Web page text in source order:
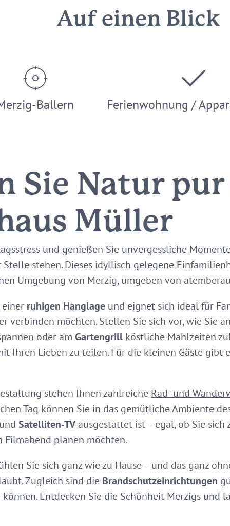
Auf einen Blick
Ballern Ferienwohnung /
Sie Natur
Müller
und genießen Sie unvergessliche
stehen. Dieses idyllisch gelegene
Umgebung von Merzig, umgeben von
ruhigen Hanglage und eignet sich ideal für
verbinden möchten. Stellen Sie sich vor, wie Sie
oder am Gartengrill köstliche Mahlzeiten
Ihren Lieben zu teilen. Für die kleinen Gäste gibt
stehen Ihnen zahlreiche Rad- und
Tag können Sie in das gemütliche Ambiente
und Satelliten-TVausgestattet ist – egal, ob Sie
Filmabend planen möchten.
Sie sich ganz wie zu Hause – und das ganz
Zugleich sind die Brandschutzeinrichtungen
Entdecken Sie die Schönheit Merzigs und